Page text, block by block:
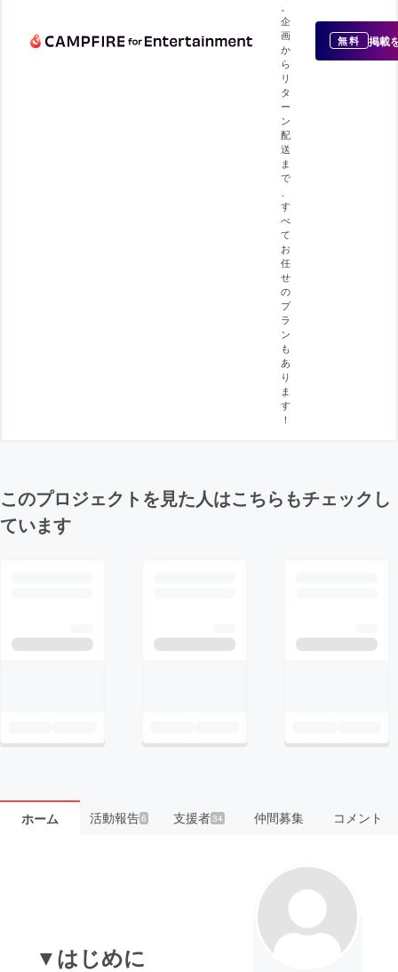
企
画
か
ら
リ
タ
ー
ン
配
送
ま
で
す
べ
て
お
任
せ
の
プ
ラ
ン
も
あ
り
ま
す
！
無料 掲載
このプロジェクトを見た人はこちらもチェックし
ています
ホーム 活動報告6 支援者34 仲間募集 コメント
▼はじめに